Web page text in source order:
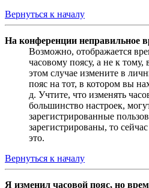
Вернуться к началу
На конференции неправильное
Возможно, отображается
часовому поясу, а не к
этом случае измените в
пояс на тот, в котором вы
д. Учтите, что изменять
большинство настроек,
зарегистрированные
зарегистрированы, то
это.
Вернуться к началу
Я изменил часовой пояс, но